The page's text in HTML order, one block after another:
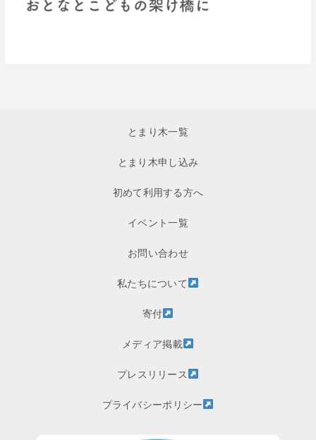
とまり木一覧
とまり木申し込み
初めて利用する方へ
イベント一覧
お問い合わせ
私たちについて
寄付
メディア掲載
プレスリリース
プライバシーポリシー